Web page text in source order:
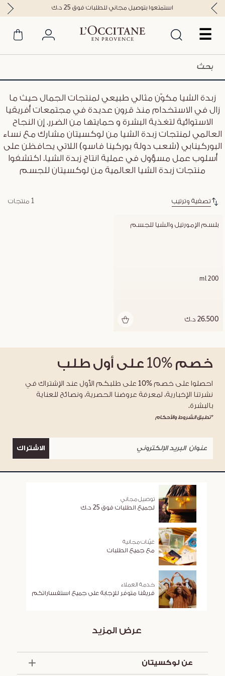
☰
استمتعوا بتوصيل مجاني للطلبات فوق 25 د.ك
زبدة الشيا مكوّن مثالي طبيعي لمنتجات الجمال حيث ما
زال في الاستخدام منذ قرون عديدة في مجتمعات أفريقيا
الاستوائية لتغذية البشرة و حمايتها من الضرر. إن النجاح
العالمي لمنتجات زبدة الشيا من لوكسيتان مشارك مع نساء
البوركينابي (شعب دولة بوركينا فاسو) اللاتي يحافظن على
أسلوب عمل مسؤول في عملية انتاج زبدة الشيا. اكتشفوا
منتجات زبدة الشيا العالمية من لوكسيتان للجسم
تصفية وترتيب 1 منتجات
بلسم الإمورتيل والشيا للجسم
200 ml
26.500 د.ك
خصم %10 على أول طلب
احصلوا على خصم %10 على طلبكم الأول عند الإشتراك في
نشرتنا الإخبارية، لمعرفة عروضنا الحصرية، ونصائح للعناية
بالبشرة.
*تطبق الشروط والأحكام
الاشتراك
توصيل مجاني
لجميع الطلبات فوق 25 د.ك
عيّنات مجانية
مع جميع الطلبات
خدمة العملاء
فريقنا متوفر للإجابة على جميع استفساراتكم
عرض المزيد
عن لوكسيتان